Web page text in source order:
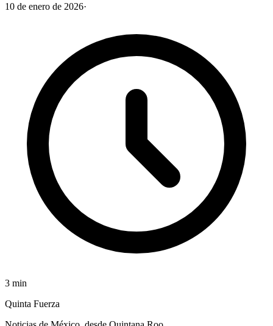
10 de enero de 2026·
3 min
Quinta Fuerza